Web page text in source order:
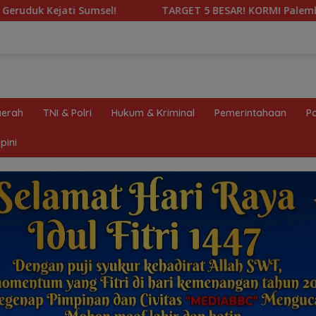
TARGET 5 BESAR! KORMI Palembang Kobarkan
TNI & Polri Hukum & Kriminal Pemerintahaan